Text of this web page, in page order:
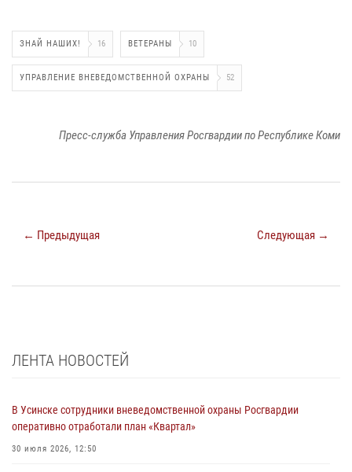
ЗНАЙ НАШИХ! 16 ВЕТЕРАНЫ 10
УПРАВЛЕНИЕ ВНЕВЕДОМСТВЕННОЙ ОХРАНЫ 52
Пресс-служба Управления Росгвардии по Республике Коми
← Предыдущая Следующая →
ЛЕНТА НОВОСТЕЙ
В Усинске сотрудники вневедомственной охраны Росгвардии
оперативно отработали план «Квартал»
30 июля 2026, 12:50